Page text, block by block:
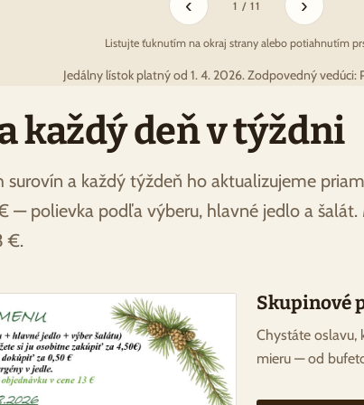
‹ 1 / 11 ›
Listujte ťuknutím na okraj strany alebo potiahnutím
Jedálny lístok platný od 1. 4. 2026. Zodpovedný vedúci:
každý deň v týždni
a každý týždeň ho aktualizujeme
— polievka podľa výberu, hlavné jedlo a šalát.
€.
Skupinové
Chystáte oslavu,
mieru — od